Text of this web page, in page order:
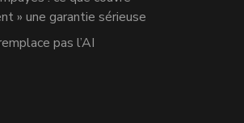
» une garantie sérieuse
pas l’AI